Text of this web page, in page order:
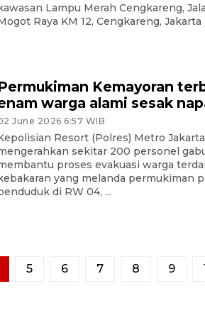
Lampu Merah Cengkareng,
Raya KM 12, Cengkareng, Jakarta
Kemayoran
warga alami sesak
June 2026 6:57 WIB
Resort (Polres) Metro
sekitar 200 personel
proses evakuasi warga
yang melanda permukiman
di RW 04, ...
5 6 7 8 9